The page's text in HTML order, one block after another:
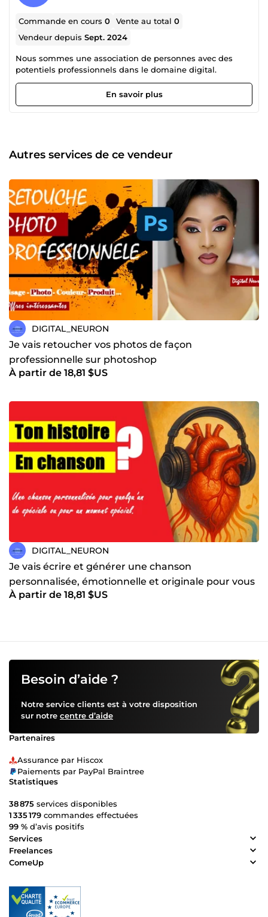
Commande en cours0 Vente au total0
Vendeur depuisSept. 2024
Nous sommes une association de personnes avec des
potentiels professionnels dans le domaine digital.
En savoir plus
Autres services de ce vendeur
DIGITAL_NEURON
Je vais retoucher vos photos de façon
professionnelle sur photoshop
À partir de 18,81 $US
DIGITAL_NEURON
Je vais écrire et générer une chanson
personnalisée, émotionnelle et originale pour vous
À partir de 18,81 $US
Besoin d’aide ?
Notre service clients est à votre disposition
sur notre centre d’aide
Partenaires
Assurance par Hiscox
Paiements par PayPal Braintree
Statistiques
38 875 services disponibles
1 335 179 commandes effectuées
99 % d’avis positifs
Services
Freelances
ComeUp